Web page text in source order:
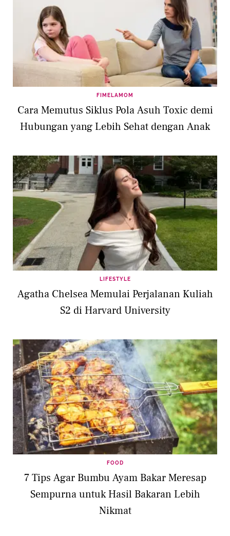
FIMELAMOM
Cara Memutus Siklus Pola Asuh Toxic demi
Hubungan yang Lebih Sehat dengan Anak
LIFESTYLE
Agatha Chelsea Memulai Perjalanan Kuliah
S2 di Harvard University
FOOD
7 Tips Agar Bumbu Ayam Bakar Meresap
Sempurna untuk Hasil Bakaran Lebih
Nikmat